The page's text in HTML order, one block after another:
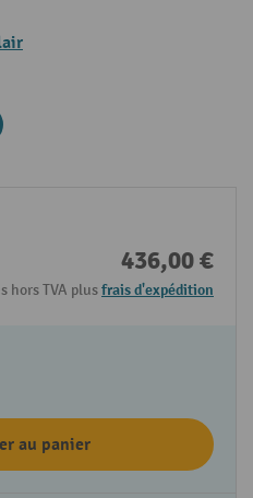
436,00 €
hors TVA plusfrais d'expédition
au panier